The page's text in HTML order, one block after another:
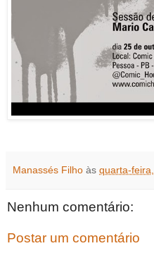
Manassés Filho às quarta-
Nenhum comentário:
Postar um comentário